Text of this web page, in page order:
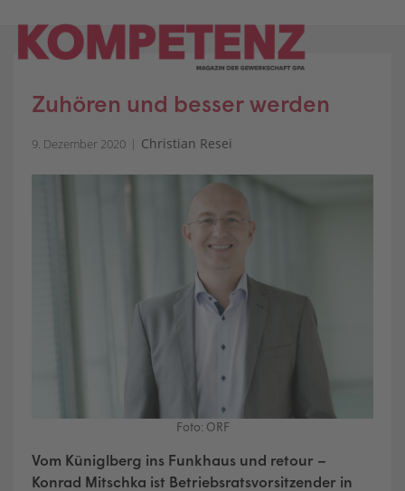
content
Zuhören und besser werden
9. Dezember 2020 Christian Resei
Foto: ORF
Vom Küniglberg ins Funkhaus und retour –
Konrad Mitschka ist Betriebsratsvorsitzender in